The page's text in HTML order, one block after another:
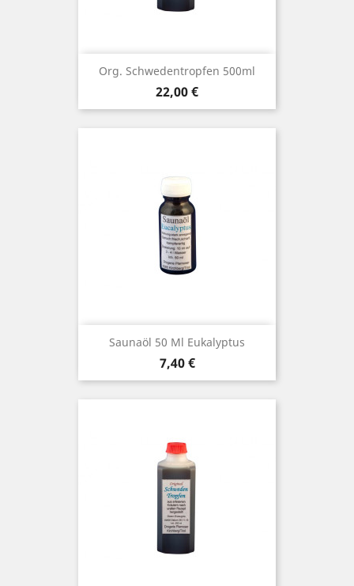
Org. Schwedentropfen 500ml
Preis
22,00 €
Saunaöl 50 Ml Eukalyptus
Preis
7,40 €